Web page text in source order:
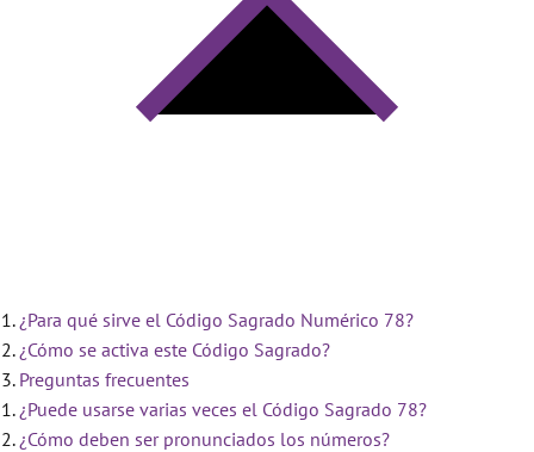
¿Para qué sirve el Código Sagrado Numérico 78?
¿Cómo se activa este Código Sagrado?
Preguntas frecuentes
¿Puede usarse varias veces el Código Sagrado 78?
¿Cómo deben ser pronunciados los números?